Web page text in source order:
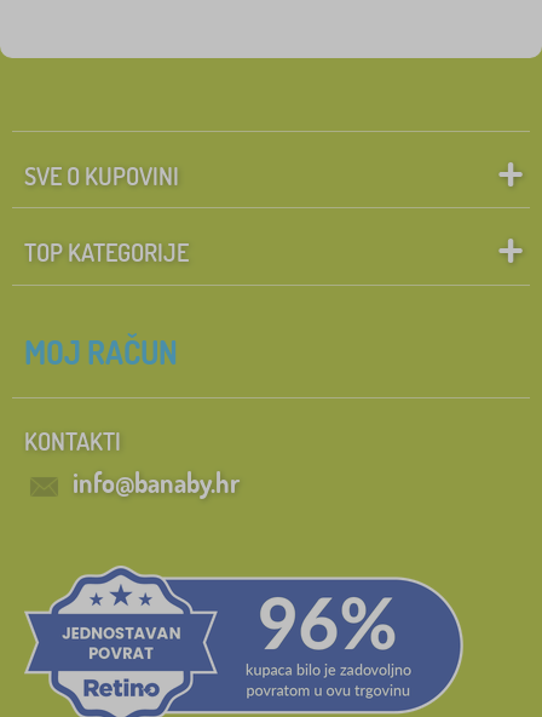
SVE O KUPOVINI
TOP KATEGORIJE
MOJ RAČUN
KONTAKTI
info@banaby.hr